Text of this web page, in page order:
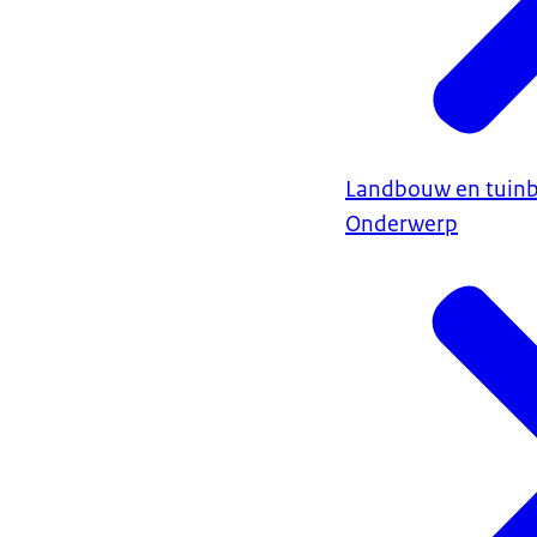
Landbouw en
Onderwerp